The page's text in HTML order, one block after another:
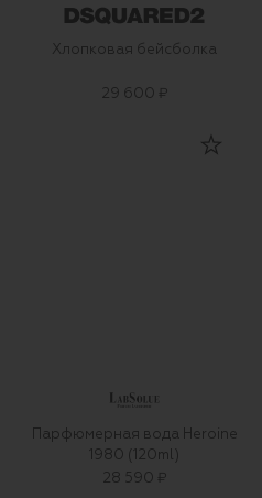
Хлопковая бейсболка
29 600 ₽
Парфюмерная вода Heroine
1980 (120ml)
28 590 ₽